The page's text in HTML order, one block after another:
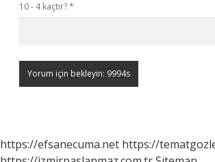
10 - 4 kaçtır?*
https://efsanecuma.net https://